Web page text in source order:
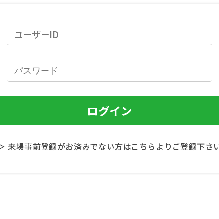
来場事前登録がお済みでない方はこちらよりご登録下さ